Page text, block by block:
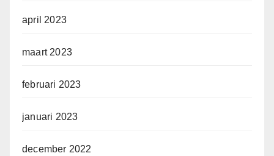
april 2023
maart 2023
februari 2023
januari 2023
december 2022